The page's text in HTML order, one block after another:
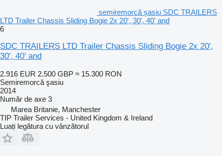
semiremorcă şasiu SDC TRAILERS
LTD Trailer Chassis Sliding Bogie 2x 20', 30', 40' and
6
SDC TRAILERS LTD Trailer Chassis Sliding Bogie 2x 20',
30', 40' and
2.916 EUR 2.500 GBP ≈ 15.300 RON
Semiremorcă şasiu
2014
Număr de axe 3
Marea Britanie, Manchester
TIP Trailer Services - United Kingdom & Ireland
Luați legătura cu vânzătorul